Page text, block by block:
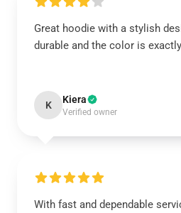
Great hoodie with a stylish
durable and the color is
K Kiera
Verified owner
With fast and dependable